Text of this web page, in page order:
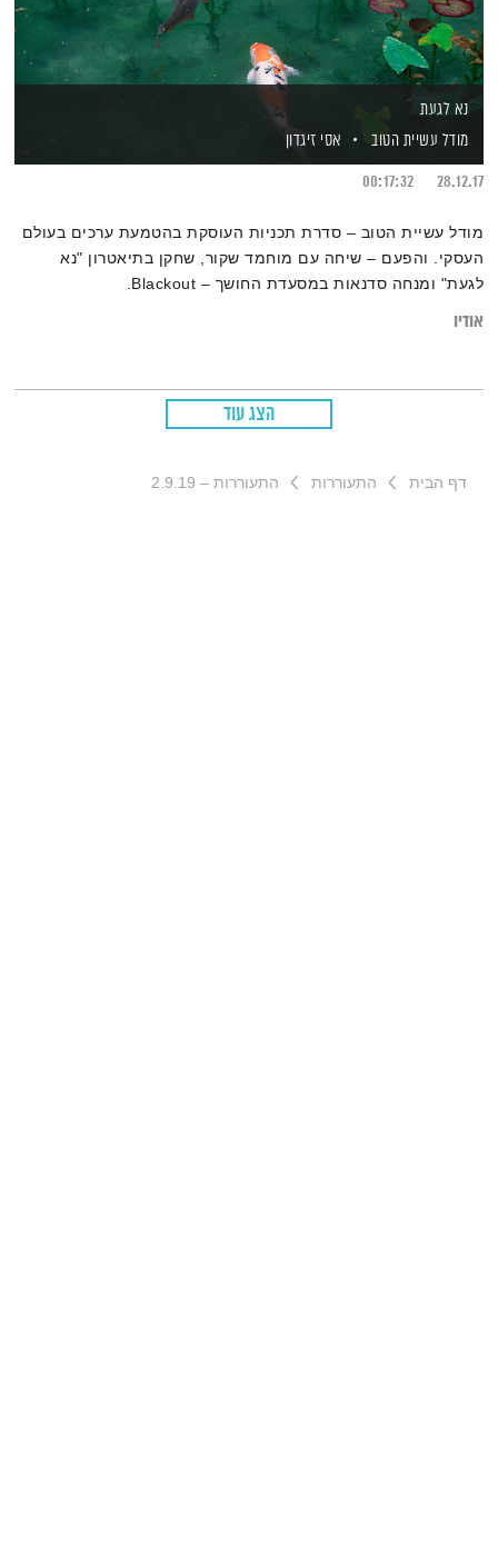
נא לגעת
מודל עשיית הטוב
אסי זיגדון
28.12.17
00:17:32
מודל עשיית הטוב – סדרת תכניות העוסקת בהטמעת ערכים בעולם
העסקי. והפעם – שיחה עם מוחמד שקור, שחקן בתיאטרון "נא
לגעת" ומנחה סדנאות במסעדת החושך – Blackout.
אודיו
הצג עוד
דף הבית התעוררות התעוררות – 2.9.19